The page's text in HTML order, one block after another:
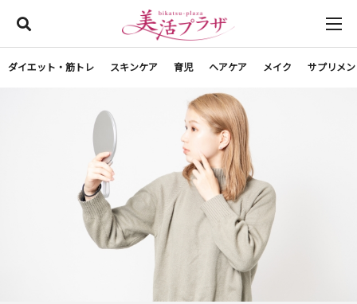
ダイエット・筋トレ スキンケア 育児 ヘアケア メイク サプリメ